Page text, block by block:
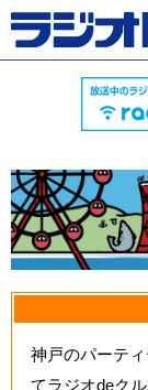
神戸のパーテ
てラジオdeク